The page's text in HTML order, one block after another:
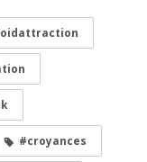
#croyances